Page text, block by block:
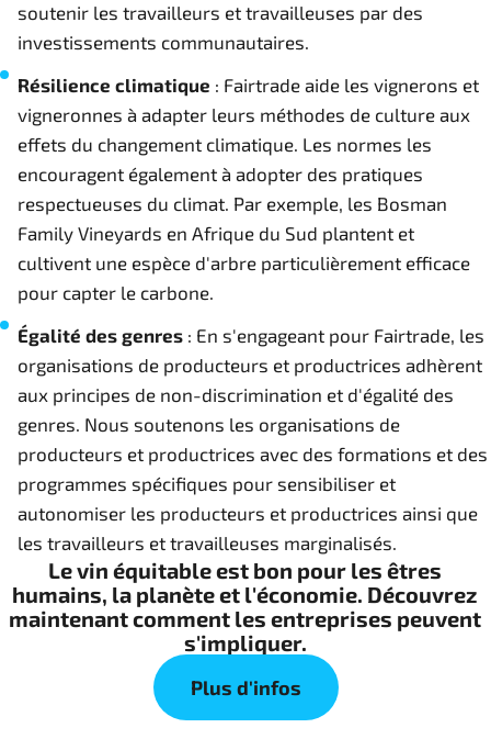
soutenir les travailleurs et travailleuses par des
investissements communautaires.
Résilience climatique : Fairtrade aide les vignerons et
vigneronnes à adapter leurs méthodes de culture aux
effets du changement climatique. Les normes les
encouragent également à adopter des pratiques
respectueuses du climat. Par exemple, les Bosman
Family Vineyards en Afrique du Sud plantent et
cultivent une espèce d'arbre particulièrement efficace
pour capter le carbone.
Égalité des genres : En s'engageant pour Fairtrade, les
organisations de producteurs et productrices adhèrent
aux principes de non-discrimination et d'égalité des
genres. Nous soutenons les organisations de
producteurs et productrices avec des formations et des
programmes spécifiques pour sensibiliser et
autonomiser les producteurs et productrices ainsi que
les travailleurs et travailleuses marginalisés.
Le vin équitable est bon pour les êtres
humains, la planète et l'économie. Découvrez
maintenant comment les entreprises peuvent
s'impliquer.
Plus d'infos